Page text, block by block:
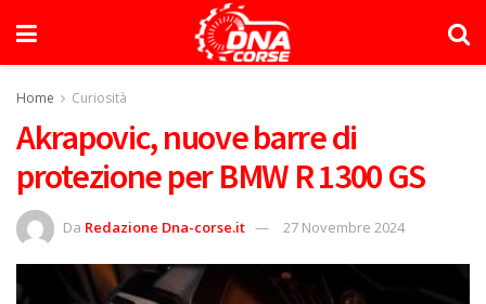
Home Curiosità
Akrapovic, nuove barre di
protezione per BMW R 1300 GS
Da Redazione Dna-corse.it 27 Novembre 2024